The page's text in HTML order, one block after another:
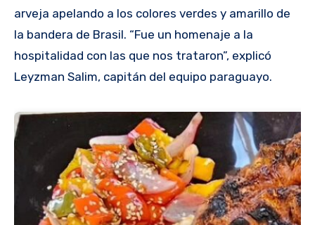
arveja apelando a los colores verdes y amarillo de
la bandera de Brasil. “Fue un homenaje a la
hospitalidad con las que nos trataron”, explicó
Leyzman Salim, capitán del equipo paraguayo.